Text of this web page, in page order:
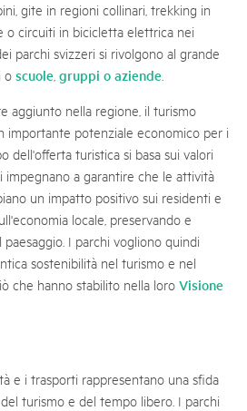
gite in regioni collinari, trekking in
o circuiti in bicicletta elettrica nei
parchi svizzeri si rivolgono al grande
o scuole gruppi o aziende
aggiunto nella regione, il turismo
importante potenziale economico per i
dell'offerta turistica si basa sui valori
impegnano a garantire che le attività
un impatto positivo sui residenti e
locale, preservando e
I parchi vogliono quindi
sostenibilità nel turismo e nel
che hanno stabilito nella loro Visione
e i trasporti rappresentano una sfida
turismo e del tempo libero. I parchi